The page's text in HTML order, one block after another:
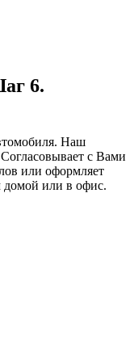
6.
Наш
с Вами
или оформляет
домой или в офис.